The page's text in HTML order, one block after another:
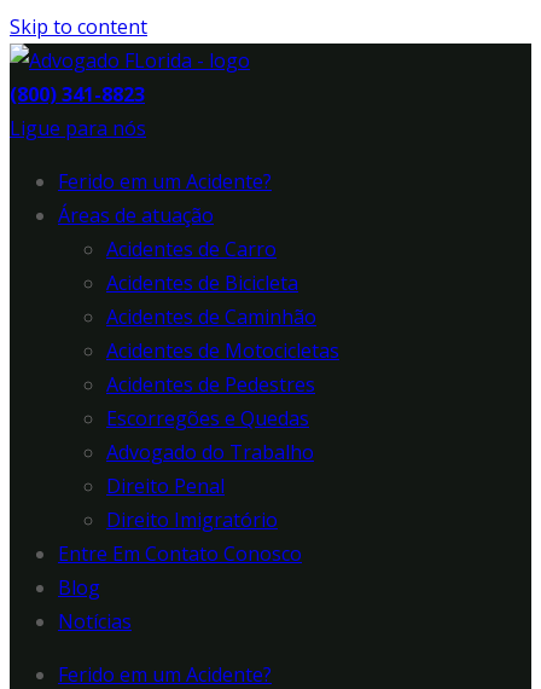
Skip to content
(800) 341-8823
Ligue para nós
Ferido em um Acidente?
Áreas de atuação
Acidentes de Carro
Acidentes de Bicicleta
Acidentes de Caminhão
Acidentes de Motocicletas
Acidentes de Pedestres
Escorregões e Quedas
Advogado do Trabalho
Direito Penal
Direito Imigratório
Entre Em Contato Conosco
Blog
Notícias
Ferido em um Acidente?